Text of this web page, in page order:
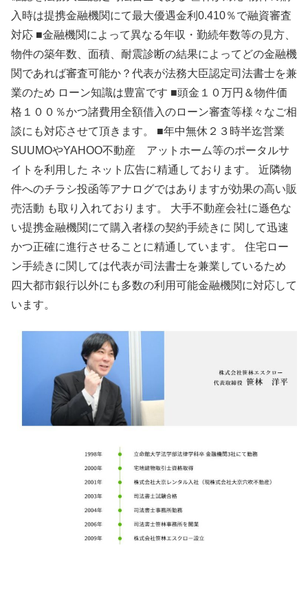
入時は提携金融機関にて最大優遇金利0.410％で融資審査
対応 ■金融機関によって異なる年収・勤続年数等の見方、
物件の築年数、面積、耐震診断の結果によってどの金融機
関であれば審査可能か？代表が法務大臣認定司法書士を兼
業のため ローン知識は豊富です ■頭金１０万円＆物件価
格１００％かつ諸費用全額借入のローン審査等様々なご相
談にも対応させて頂きます。 ■年中無休２３時半迄営業
SUUMOやYAHOO不動産 アットホーム等のポータルサ
イトを利用した ネット広告に精通しております。 近隣物
件へのチラシ投函等アナログではありますが効果の高い販
売活動 も取り入れております。 大手不動産会社に遜色な
い提携金融機関にて購入者様の契約手続きに 関して迅速
かつ正確に進行させることに精通しています。 住宅ロー
ン手続きに関しては代表が司法書士を兼業しているため
四大都市銀行以外にも多数の利用可能金融機関に対応して
います。